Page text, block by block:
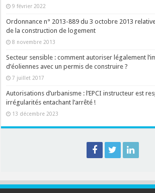
9 février 2022
Ordonnance n° 2013-889 du 3 octobre 2013
de la construction de logement
8 novembre 2013
Secteur sensible : comment autoriser légalement
d’éoliennes avec un permis de construire ?
7 juillet 2017
Autorisations d’urbanisme : l’EPCI instructeur est
irrégularités entachant l’arrêté !
13 décembre 2023